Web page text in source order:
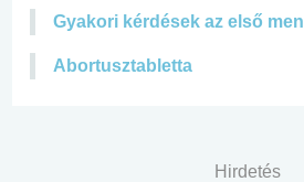
Gyakori kérdések az első
Abortusztabletta
Hirdetés